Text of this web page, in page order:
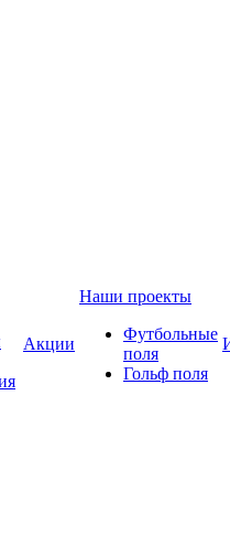
Акции
Наши проекты
Футбольные
поля
Гольф поля